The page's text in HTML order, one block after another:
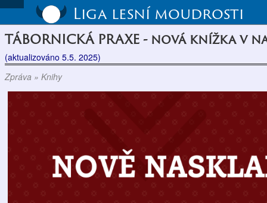
Liga lesní moudrosti
TÁBORNICKÁ PRAXE - nová knížka v
(aktualizováno 5.5. 2025)
Zpráva » Knihy